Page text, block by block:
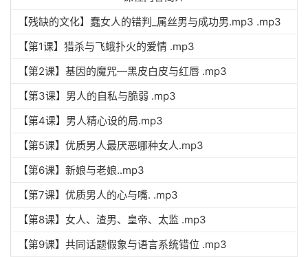
【残缺的文化】蠢女人的错判_属丝男与成功男.mp3 .mp3
【第1课】猎杀与飞蛾扑火的爱情 .mp3
【第2课】基因的魔咒—黑皮白皮与红唇 .mp3
【第3课】男人的自私与脆弱 .mp3
【第4课】男人精心设的局.mp3
【第5课】优质男人最厌恶哪种女人.mp3
【第6课】新娘与老娘..mp3
【第7课】优质男人的心与嘴. .mp3
【第8课】女人、渣男、皇帝、太监 .mp3
【第9课】共同话题假象与语言系统错位 .mp3